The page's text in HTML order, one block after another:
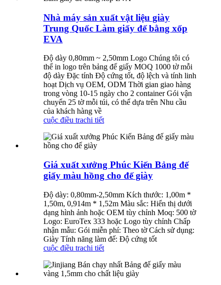
Nhà máy sản xuất vật liệu giày
Trung Quốc Làm giấy đế bằng xốp
EVA
Độ dày 0,80mm ~ 2,50mm Logo Chúng tôi có
thể in logo trên bảng đế giấy MOQ 1000 tờ mỗi
độ dày Đặc tính Độ cứng tốt, độ lệch và tính linh
hoạt Dịch vụ OEM, ODM Thời gian giao hàng
trong vòng 10-15 ngày cho 2 container Gói vận
chuyển 25 tờ mỗi túi, có thể dựa trên Nhu cầu
của khách hàng về
cuộc điều trachi tiết
Giá xuất xưởng Phúc Kiến Bảng đế
giấy màu hồng cho đế giày
Độ dày: 0,80mm-2,50mm Kích thước: 1,00m *
1,50m, 0,914m * 1,52m Màu sắc: Hiển thị dưới
dạng hình ảnh hoặc OEM tùy chỉnh Moq: 500 tờ
Logo: EuroTex 333 hoặc Logo tùy chỉnh Chấp
nhận mẫu: Gói miễn phí: Theo tờ Cách sử dụng:
Giày Tính năng làm đế: Độ cứng tốt
cuộc điều trachi tiết